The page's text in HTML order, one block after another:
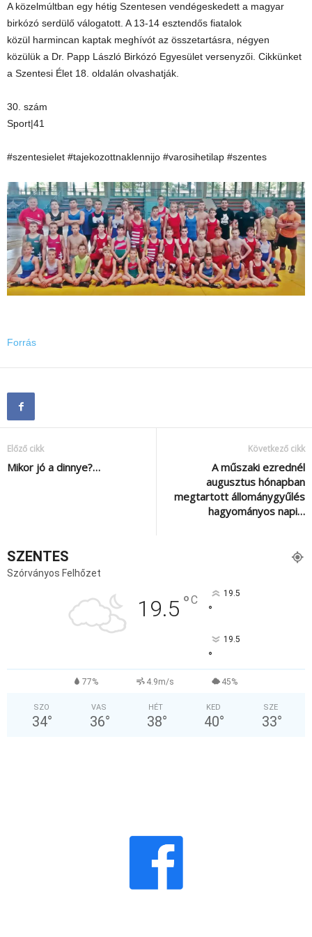
A közelmúltban egy hétig Szentesen vendégeskedett a magyar
birkózó serdülő válogatott. A 13-14 esztendős fiatalok
közül harmincan kaptak meghívót az összetartásra, négyen
közülük a Dr. Papp László Birkózó Egyesület versenyzői. Cikkünket
a Szentesi Élet 18. oldalán olvashatják.
30. szám
Sport|41
#szentesielet #tajekozottnaklennijo #varosihetilap #szentes
Forrás
Előző cikk
Mikor jó a dinnye?…
Következő cikk
A műszaki ezrednél
augusztus hónapban
megtartott állománygyűlés
hagyományos napi…
SZENTES
Szórványos Felhőzet
19.5 °C 19.5
°
19.5
°
77% 4.9m/s 45%
SZO
34°
VAS
36°
HÉT
38°
KED
40°
SZE
33°